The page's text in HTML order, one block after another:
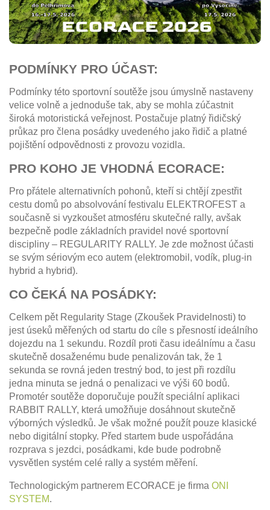
PODMÍNKY PRO ÚČAST:
Podmínky této sportovní soutěže jsou úmyslně nastaveny
velice volně a jednoduše tak, aby se mohla zúčastnit
široká motoristická veřejnost. Postačuje platný řidičský
průkaz pro člena posádky uvedeného jako řidič a platné
pojištění odpovědnosti z provozu vozidla.
PRO KOHO JE VHODNÁ ECORACE:
Pro přátele alternativních pohonů, kteří si chtějí zpestřit
cestu domů po absolvování festivalu ELEKTROFEST a
současně si vyzkoušet atmosféru skutečné rally, avšak
bezpečně podle základních pravidel nové sportovní
discipliny – REGULARITY RALLY. Je zde možnost účasti
se svým sériovým eco autem (elektromobil, vodík, plug-in
hybrid a hybrid).
CO ČEKÁ NA POSÁDKY:
Celkem pět Regularity Stage (Zkoušek Pravidelnosti) to
jest úseků měřených od startu do cíle s přesností ideálního
dojezdu na 1 sekundu. Rozdíl proti času ideálnímu a času
skutečně dosaženému bude penalizován tak, že 1
sekunda se rovná jeden trestný bod, to jest při rozdílu
jedna minuta se jedná o penalizaci ve výši 60 bodů.
Promotér soutěže doporučuje použít speciální aplikaci
RABBIT RALLY, která umožňuje dosáhnout skutečně
výborných výsledků. Je však možné použít pouze klasické
nebo digitální stopky. Před startem bude uspořádána
rozprava s jezdci, posádkami, kde bude podrobně
vysvětlen systém celé rally a systém měření.
Technologickým partnerem ECORACE je firma ONI
SYSTEM.